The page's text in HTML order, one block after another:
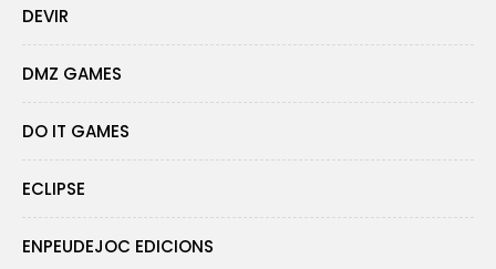
DEVIR
DMZ GAMES
DO IT GAMES
ECLIPSE
ENPEUDEJOC EDICIONS